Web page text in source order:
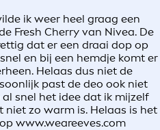
ik weer heel graag een
Fresh Cherry van Nivea. De
dat er een draai dop op
en bij een hemdje komt er
Helaas dus niet de
past de deo ook niet
snel het idee dat ik mijzelf
niet zo warm is. Helaas is het
www.weareeves.com